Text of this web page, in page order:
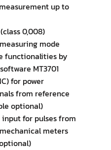
up to
0,008)
mode
functionalities by
MT3701
for power
from reference
optional)
input for pulses from
meters